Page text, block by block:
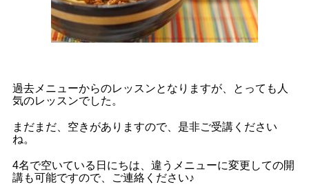
過去メニューからのレッスンとなりますが、とっても人
気のレッスンでした。
まだまだ、空きがありますので、是非ご受講ください
ね。
4名で空いている日にちは、違うメニューに変更しての開
講も可能ですので、ご連絡ください♪